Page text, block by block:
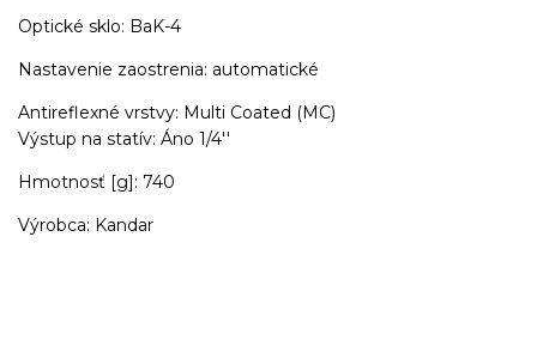
Optické sklo: BaK-4
Nastavenie zaostrenia: automatické
Antireflexné vrstvy: Multi Coated (MC)
Výstup na statív: Áno 1/4''
Hmotnosť [g]: 740
Výrobca: Kandar